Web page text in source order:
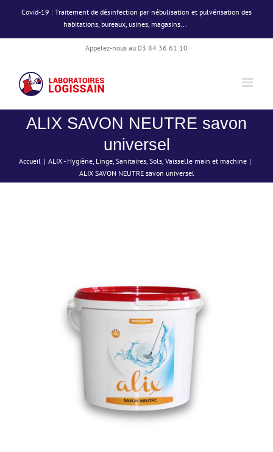
Covid-19 : Traitement de désinfection par nébulisation et pulvérisation des
habitations, bureaux, usines, magasins...
Passer
contenu
Appelez-nous au 03 84 36 61 10
ALIX SAVON NEUTRE savon
universel
Accueil ALIX - Hygiène Linge Sanitaires Sols Vaisselle main et machine
ALIX SAVON NEUTRE savon universel